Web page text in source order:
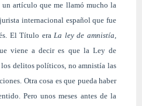
artículo que me llamó mucho la
internacional español que fue
El Título eraLa ley de amnistía,
viene a decir es que la Ley de
delitos políticos, no amnistía las
Otra cosa es que pueda haber
Pero unos meses antes de la